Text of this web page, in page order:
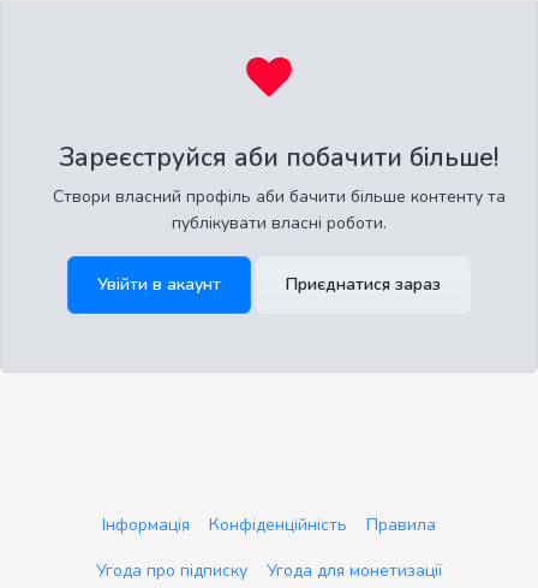
Зареєструйся аби побачити більше!
Створи власний профіль аби бачити більше контенту та
публікувати власні роботи.
Увійти в акаунт Приєднатися зараз
Інформація Конфіденційність
Правила
Угода про підписку
Угода для монетизації